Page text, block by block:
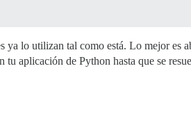
ya lo utilizan tal como está. Lo mejor es
tu aplicación de Python hasta que se